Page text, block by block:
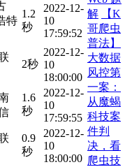
特
1.2
秒
2022-12-
10
17:59:52
2秒
2022-12-
10
18:00:00
1.6
秒
2022-12-
10
17:59:55
0.9
秒
2022-12-
10
18:00:00
解
【K
哥爬虫
普法】
大数据
风控第
一案：
从魔蝎
科技案
件判
决，看
爬虫技